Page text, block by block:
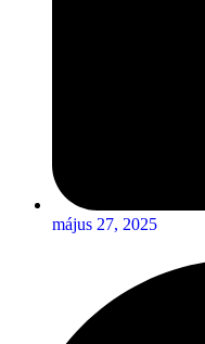
május 27, 2025